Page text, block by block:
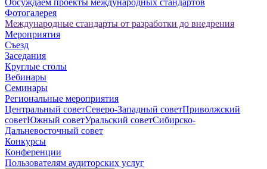
Обсуждаем проекты международных стандартов
Фотогалерея
Международные стандарты от разработки до внедрения
Мероприятия
Съезд
Заседания
Круглые столы
Вебинары
Семинары
Региональные мероприятия
Центральный советСеверо-Западный советПриволжский
советЮжный советУральский советСибирско-
Дальневосточный совет
Конкурсы
Конференции
Пользователям аудиторских услуг